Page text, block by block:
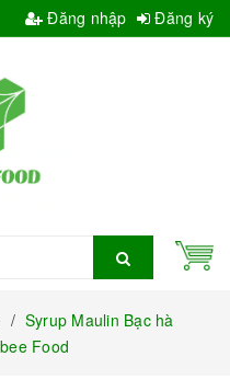
Đăng nhập Đăng ký
/ Syrup Maulin Bạc hà
Food